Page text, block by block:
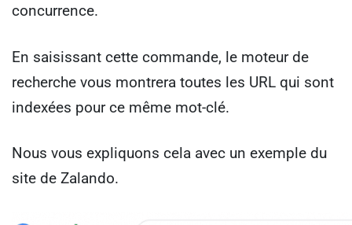
concurrence.
En saisissant cette commande, le moteur de
recherche vous montrera toutes les URL qui sont
indexées pour ce même mot-clé.
Nous vous expliquons cela avec un exemple du
site de Zalando.